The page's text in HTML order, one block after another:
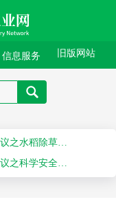
旧版网站
信息服务
”的通知
会”的通知
关于举办第七十一届系列作物解决方案会议之水稻除草剂科学安全使用培训会的通知
关于举办第六十九届系列作物解决方案会议之科学安全使用农药及作物单产提升技术培训会的通知